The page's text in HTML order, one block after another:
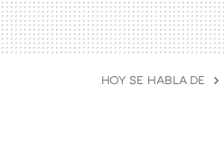
HOY SE HABLA DE